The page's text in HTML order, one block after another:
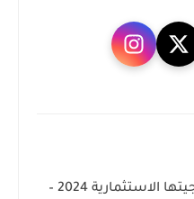
" المراعي" تُطلق استراتيجيتها الاستثمارية 2024 –